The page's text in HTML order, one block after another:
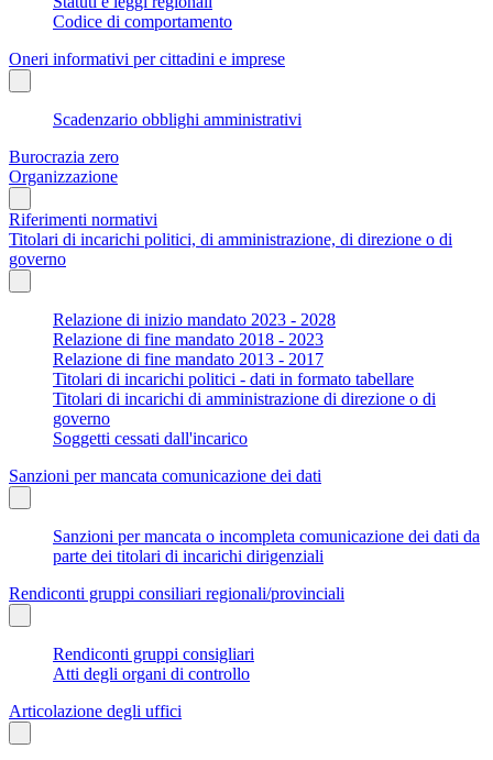
Codice di comportamento
Oneri informativi per cittadini e imprese
Scadenzario obblighi amministrativi
Burocrazia zero
Organizzazione
Riferimenti normativi
Titolari di incarichi politici, di amministrazione, di direzione o di
governo
Relazione di inizio mandato 2023 - 2028
Relazione di fine mandato 2018 - 2023
Relazione di fine mandato 2013 - 2017
Titolari di incarichi politici - dati in formato tabellare
Titolari di incarichi di amministrazione di direzione o di
governo
Soggetti cessati dall'incarico
Sanzioni per mancata comunicazione dei dati
Sanzioni per mancata o incompleta comunicazione dei dati da
parte dei titolari di incarichi dirigenziali
Rendiconti gruppi consiliari regionali/provinciali
Rendiconti gruppi consigliari
Atti degli organi di controllo
Articolazione degli uffici